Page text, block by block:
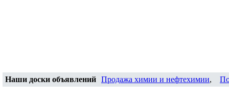
Наши доски объявлений Продажа химии и нефтехимии,